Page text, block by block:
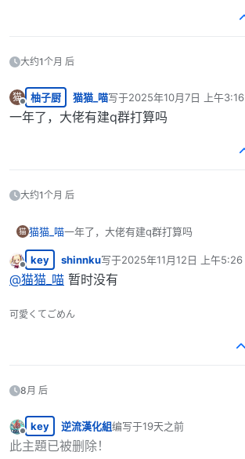
大约1个月 后
猫
离线
柚子厨 猫猫_喵写于2025年10月7日 上午3:16
最后由 编辑
一年了，大佬有建q群打算吗
大约1个月 后
猫 猫猫_喵一年了，大佬有建q群打算吗
离线
key shinnku写于2025年11月12日 上午5:26
最后由 编辑
@猫猫_喵 暂时没有
可愛くてごめん
8月 后
离线
key 逆流漢化組编写于19天之前
最后由 编辑
此主題已被删除！